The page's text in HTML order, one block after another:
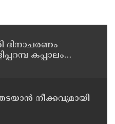
ദിനാചരണം
കപ്പാലം
നീക്കവുമായി